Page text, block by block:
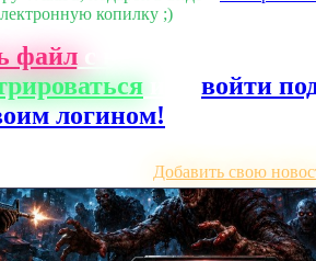
копилку ;)
файлс нашего сайта,
войти
логином!
Добавить свою